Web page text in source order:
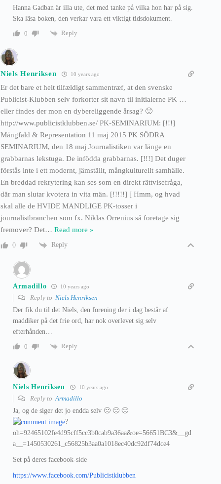
Hanna Gadban är illa ute, det med tanke på vilka hon har på sig.
Ska läsa boken, den verkar vara ett viktigt tidsdokument.
0
Reply
Niels Henriksen 10 years ago
Er det bare et helt tilfældigt sammentræf, at den svenske
Publicist-Klubben selv forkorter sit navn til initialerne PK …
eller findes der mon en dybereliggende årsag? 🙂
http://www.publicistklubben.se/ PK-SEMINARIUM: [!!!]
Mångfald & Representation 11 maj 2015 PK SÖDRA
SEMINARIUM, den 18 maj Journalistiken var länge en
grabbarnas lekstuga. De infödda grabbarnas. [!!!] Det duger
förstås inte i ett modernt, jämställt, mångkulturellt samhälle.
En breddad rekrytering kan ses som en direkt rättvisefråga,
där man slutar kvotera in vita män. [!!!!!] [ Hmm, og hvad
skal alle de HVIDE MANDLIGE PK-tosser i
journalistbranchen som fx. Niklas Orrenius så foretage sig
fremover? Det… Read more »
0 Reply
Armadillo 10 years ago
Reply to Niels Henriksen
Der fik du til det Niels, den forening der i dag består af
maddiker på det frie ord, har nok overlevet sig selv
efterhånden…
0
Reply
Niels Henriksen 10 years ago
Reply toArmadillo
Ja, og de siger det jo endda selv 🙂 🙂 🙂
?
oh=92465102fe4d95cff5cc3b0cab9a36aa&oe=56651BC3&__gd
a__=1450530261_c56825b3aa0a1018ec40dc92df74dce4
Set på deres facebook-side
https://www.facebook.com/Publicistklubben